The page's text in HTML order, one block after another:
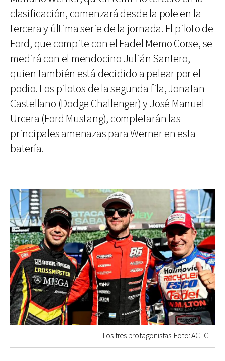
clasificación, comenzará desde la pole en la
tercera y última serie de la jornada. El piloto de
Ford, que compite con el Fadel Memo Corse, se
medirá con el mendocino Julián Santero,
quien también está decidido a pelear por el
podio. Los pilotos de la segunda fila, Jonatan
Castellano (Dodge Challenger) y José Manuel
Urcera (Ford Mustang), completarán las
principales amenazas para Werner en esta
batería.
Los tres protagonistas. Foto: ACTC.